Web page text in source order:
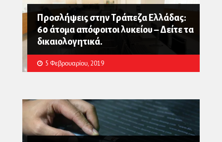
Προσλήψεις στην Τράπεζα Ελλάδας:
60 άτομα απόφοιτοι λυκείου – Δείτε τα
δικαιολογητικά.
5 Φεβρουαρίου, 2019